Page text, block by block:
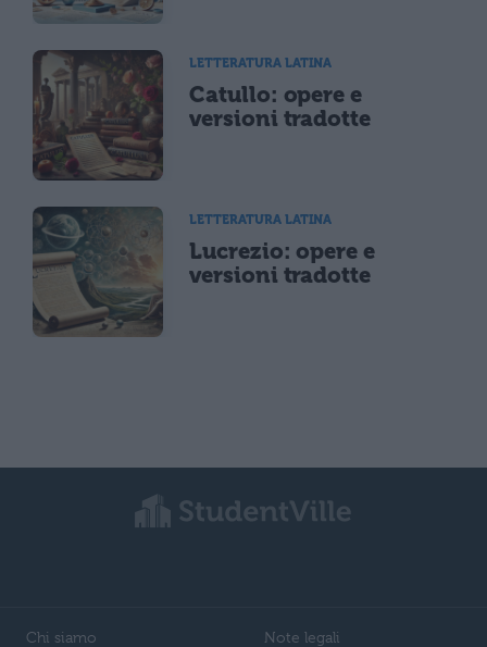
LETTERATURA LATINA
Catullo: opere e
versioni tradotte
LETTERATURA LATINA
Lucrezio: opere e
versioni tradotte
Chi siamo Note legali